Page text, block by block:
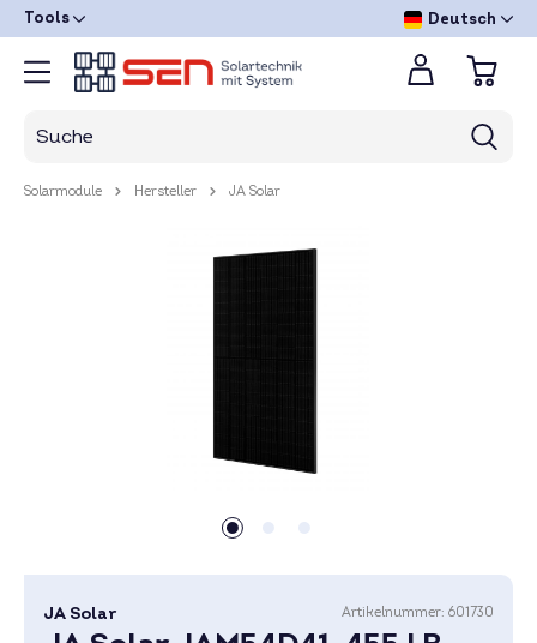
Tools Deutsch
Solarmodule Hersteller JA Solar
JA Solar Artikelnummer: 601730